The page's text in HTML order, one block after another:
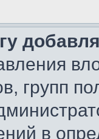
групп
в